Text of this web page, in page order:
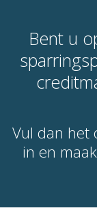
Bent u
Vul dan het
in en